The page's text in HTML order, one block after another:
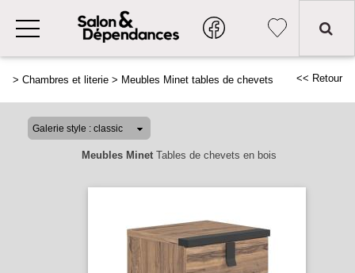
> Chambres et literie > Meubles Minet tables de chevets << Retour
Meubles MinetTables de chevets en bois